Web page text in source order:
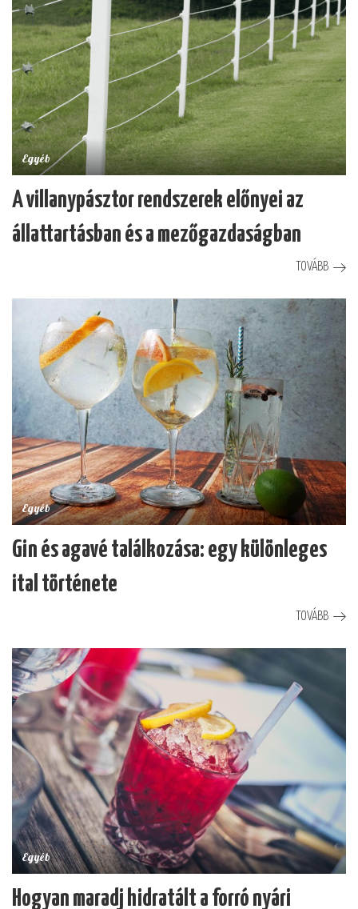
Egyéb
A villanypásztor rendszerek előnyei az
állattartásban és a mezőgazdaságban
TOVÁBB
Egyéb
Gin és agavé találkozása: egy különleges
ital története
TOVÁBB
Egyéb
Hogyan maradj hidratált a forró nyári